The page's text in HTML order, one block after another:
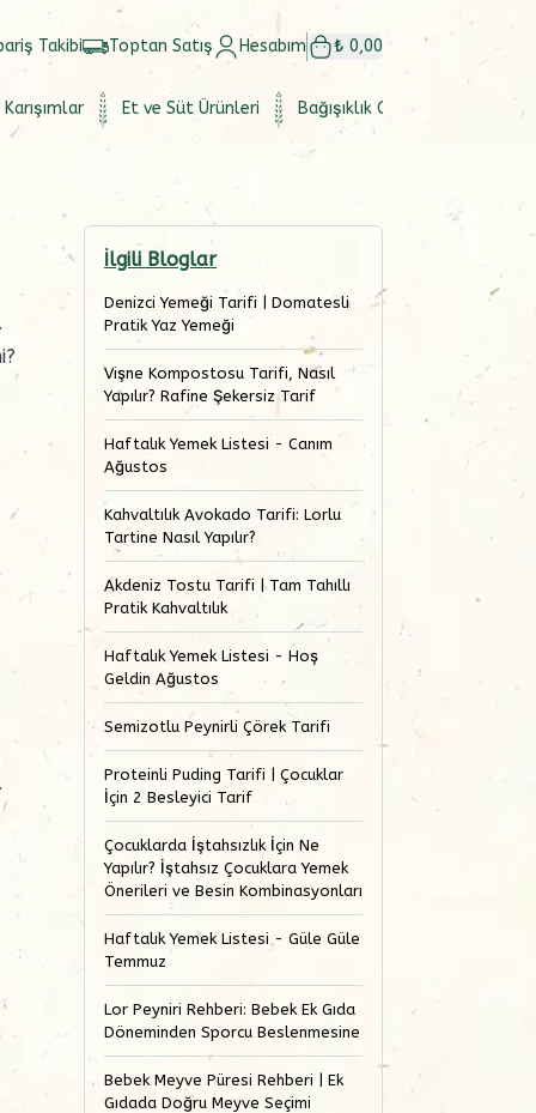
Takibi Toptan Satış Hesabım ₺ 0,00
Karışımlar Et ve Süt Ürünleri Bağışıklık Güçlendirici
İlgili Bloglar
Denizci Yemeği Tarifi | Domatesli
Pratik Yaz Yemeği
Vişne Kompostosu Tarifi, Nasıl
Yapılır? Rafine Şekersiz Tarif
Haftalık Yemek Listesi - Canım
Ağustos
Kahvaltılık Avokado Tarifi: Lorlu
Tartine Nasıl Yapılır?
Akdeniz Tostu Tarifi | Tam Tahıllı
Pratik Kahvaltılık
Haftalık Yemek Listesi - Hoş
Geldin Ağustos
Semizotlu Peynirli Çörek Tarifi
Proteinli Puding Tarifi | Çocuklar
İçin 2 Besleyici Tarif
Çocuklarda İştahsızlık İçin Ne
Yapılır? İştahsız Çocuklara Yemek
Önerileri ve Besin Kombinasyonları
Haftalık Yemek Listesi - Güle Güle
Temmuz
Lor Peyniri Rehberi: Bebek Ek Gıda
Döneminden Sporcu Beslenmesine
Bebek Meyve Püresi Rehberi | Ek
Gıdada Doğru Meyve Seçimi